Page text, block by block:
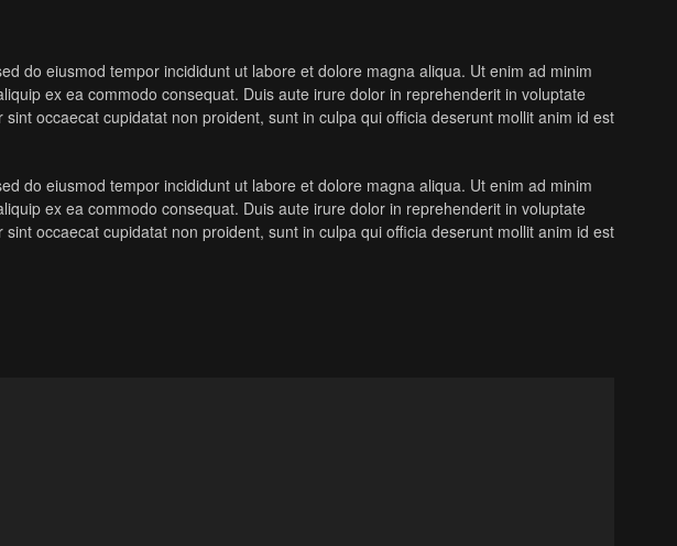
中文 (中国)
日本語
do eiusmod tempor incididunt ut labore et dolore magna aliqua. Ut enim ad minim
ex ea commodo consequat. Duis aute irure dolor in reprehenderit in voluptate
occaecat cupidatat non proident, sunt in culpa qui officia deserunt mollit anim id est
do eiusmod tempor incididunt ut labore et dolore magna aliqua. Ut enim ad minim
ex ea commodo consequat. Duis aute irure dolor in reprehenderit in voluptate
occaecat cupidatat non proident, sunt in culpa qui officia deserunt mollit anim id est